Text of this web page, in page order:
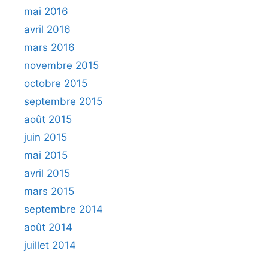
mai 2016
avril 2016
mars 2016
novembre 2015
octobre 2015
septembre 2015
août 2015
juin 2015
mai 2015
avril 2015
mars 2015
septembre 2014
août 2014
juillet 2014